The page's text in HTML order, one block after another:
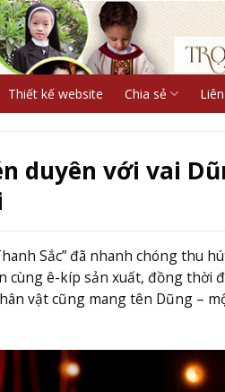
Thiết kế website Chia sẻ
duyên với vai
Sắc” đã nhanh chóng thu
cùng ê-kíp sản xuất, đồng thời
vật cũng mang tên Dũng –